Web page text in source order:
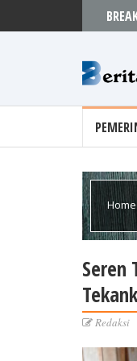
Home
Seren
Redaksi